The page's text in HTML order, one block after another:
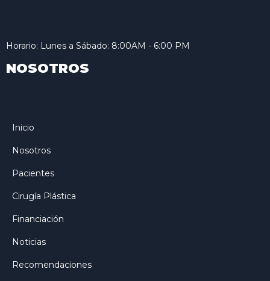
Horario: Lunes a Sábado: 8:00AM - 6:00 PM
NOSOTROS
Inicio
Nosotros
Pacientes
Cirugía Plástica
Financiación
Noticias
Recomendaciones